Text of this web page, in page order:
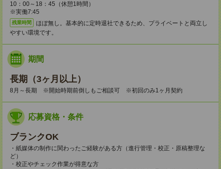
10：00～18：45（休憩1時間）
※実働7:45
残業時間
ほぼ無し。基本的に定時退社できるため、プライベートと両立し
やすい環境です。
期間
長期（3ヶ月以上）
8月～長期 ※開始時期前倒しもご相談可 ※初回のみ1ヶ月契約
応募資格・条件
ブランクOK
・紙媒体の制作に関わったご経験がある方（進行管理・校正・原稿整理な
ど）
・校正やチェック作業が得意な方